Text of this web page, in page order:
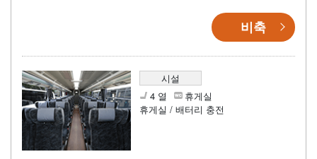
비축
시설
4 열
휴게실
휴게실 / 배터리 충전